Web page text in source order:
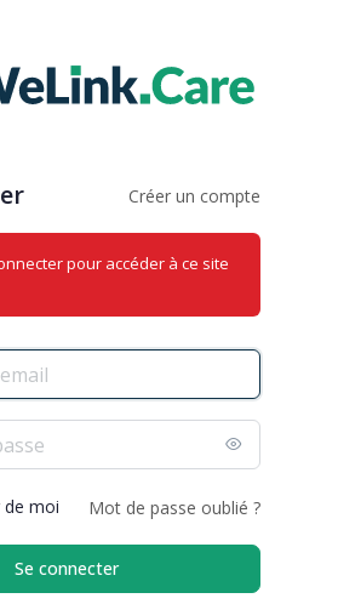
Créer un compte
pour accéder à ce site
de moi
Mot de passe oublié ?